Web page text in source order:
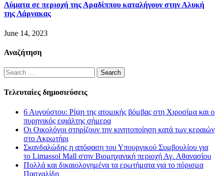
Λύματα σε περιοχή της Αραδίππου καταλήγουν στην Αλυκή
της Λάρνακας
June 14, 2023
Αναζήτηση
Search
for:
Τελευταίες δημοσιεύσεις
6 Αυγούστου: Ρίψη της ατομικής βόμβας στη Χιροσίμα και ο
πυρηνικός εφιάλτης σήμερα
Οι Οικολόγοι στηρίζουν την κινητοποίηση κατά των κεραιών
στο Ακρωτήρι
Σκανδαλώδης η απόφαση του Υπουργικού Συμβουλίου για
το Limassol Mall στην Βιομηχανική περιοχή Αγ. Αθανασίου
Πολλά και δικαιολογημένα τα ερωτήματα για το πόρισμα
Πασχαλίδη